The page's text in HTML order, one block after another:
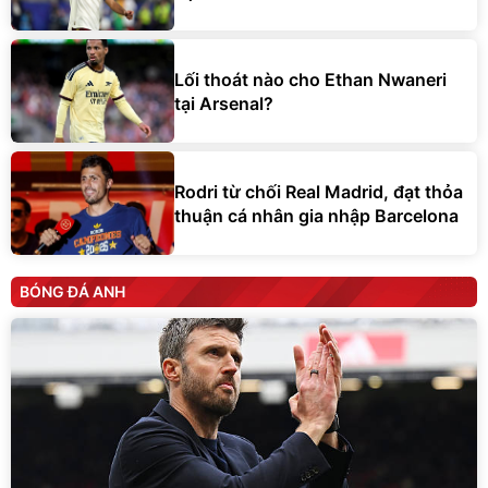
Lối thoát nào cho Ethan Nwaneri
tại Arsenal?
Rodri từ chối Real Madrid, đạt thỏa
thuận cá nhân gia nhập Barcelona
BÓNG ĐÁ ANH